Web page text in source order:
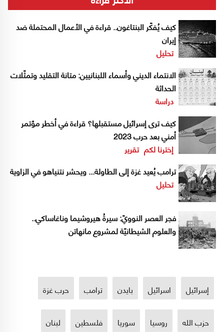
كيف يُفكّر البنتاغون.. قراءة في الأعمال المحتملة ضد
إيران
تحليل
الانتماء الديني وأسماء اللبنانيين: متانة التقليد وتمثّلات
الحداثة
دراسة
كيف ترى إسرائيل مستقبلها؟ قراءة في أخطر مؤتمر
أمني بعد حرب 2023
إخترنا لكم تقرير
ترامب يُعيد غزة إلى الطاولة... ويحشر نتنياهو في الزاوية
تحليل
فجر العصر النوويّ: سيرةُ هيروشيما وناغاساكي..
والعلوم الشيطانيّة لمشروع مانهاتن
إسرائيل اسرائيل بايدن ترامب حرب غزة
حزب الله روسيا سوريا فلسطين لبنان